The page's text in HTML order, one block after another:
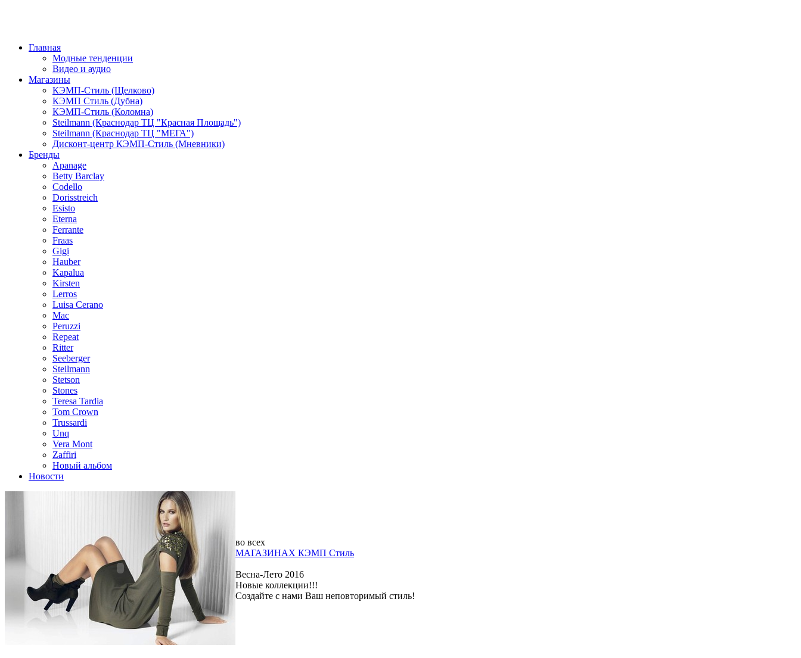
Главная
Модные тенденции
Видео и аудио
Магазины
КЭМП-Стиль (Щелково)
КЭМП Стиль (Дубна)
КЭМП-Стиль (Коломна)
Steilmann (Краснодар ТЦ "Красная Площадь")
Steilmann (Краснодар ТЦ "МЕГА")
Дисконт-центр КЭМП-Стиль (Мневники)
Бренды
Apanage
Betty Barclay
Codello
Dorisstreich
Esisto
Eterna
Ferrante
Fraas
Gigi
Hauber
Kapalua
Kirsten
Lerros
Luisa Cerano
Mac
Peruzzi
Repeat
Ritter
Seeberger
Steilmann
Stetson
Stones
Teresa Tardia
Tom Crown
Trussardi
Unq
Vera Mont
Zaffiri
Новый альбом
Новости
во всех
МАГАЗИНАХ КЭМП Стиль
Весна-Лето 2016
Новые коллекции!!!
Создайте с нами Ваш неповторимый стиль!